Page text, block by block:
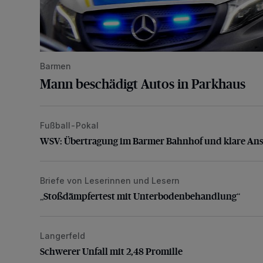
Barmen
Mann beschädigt Autos in Parkhaus
WSV: Übertragung im Barmer Bahnhof und klare
Fußball-Pokal
WSV: Übertragung im Barmer Bahnhof und klare
„Stoßdämpfertest mit Unterbodenbehandlung“
Briefe von Leserinnen und Lesern
„Stoßdämpfertest mit Unterbodenbehandlung“
Schwerer Unfall mit 2,48 Promille
Langerfeld
Schwerer Unfall mit 2,48 Promille